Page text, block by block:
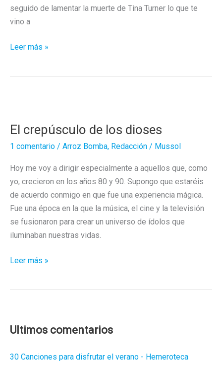
seguido de lamentar la muerte de Tina Turner lo que te
vino a
Tina,
Leer más »
El crepúsculo de los dioses
1 comentario / Arroz Bomba, Redacción / Mussol
Hoy me voy a dirigir especialmente a aquellos que, como
yo, crecieron en los años 80 y 90. Supongo que estaréis
de acuerdo conmigo en que fue una experiencia mágica.
Fue una época en la que la música, el cine y la televisión
se fusionaron para crear un universo de ídolos que
iluminaban nuestras vidas.
El
Leer más »
Ultimos comentarios
30 Canciones para disfrutar el verano - Hemeroteca